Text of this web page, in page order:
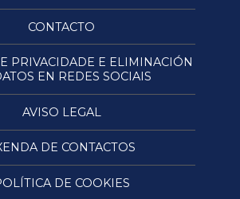
CONTACTO
PRIVACIDADE E ELIMINACIÓN
EN REDES SOCIAIS
AVISO LEGAL
DE CONTACTOS
DE COOKIES